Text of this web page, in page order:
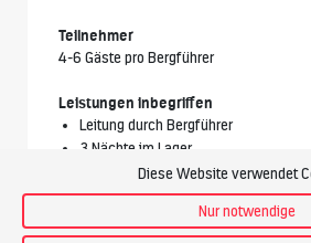
Teilnehmer
4-6 Gäste pro Bergführer
Leistungen inbegriffen
Leitung durch Bergführer
3 Nächte im Lager
1 Nacht im Doppelzimmer
4x Halbpension, Tourentee
Diese Website verwendet
Nur notwendige